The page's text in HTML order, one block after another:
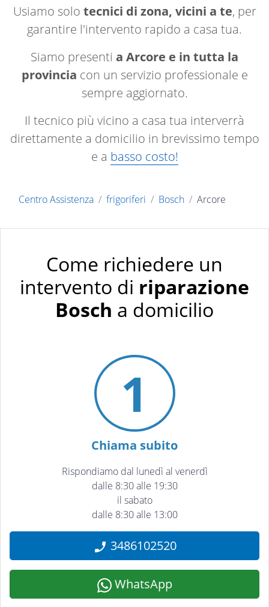
Usiamo solo tecnici di zona, vicini a te, per
garantire l'intervento rapido a casa tua.
Siamo presenti a Arcore e in tutta la
provincia con un servizio professionale e
sempre aggiornato.
Il tecnico più vicino a casa tua interverrà
direttamente a domicilio in brevissimo tempo
e a basso costo!
Centro Assistenza frigoriferi Bosch Arcore
Come richiedere un
intervento di riparazione
Bosch a domicilio
1
Chiama subito
Rispondiamo dal lunedì al venerdì
dalle 8:30 alle 19:30
il sabato
dalle 8:30 alle 13:00
3486102520
WhatsApp